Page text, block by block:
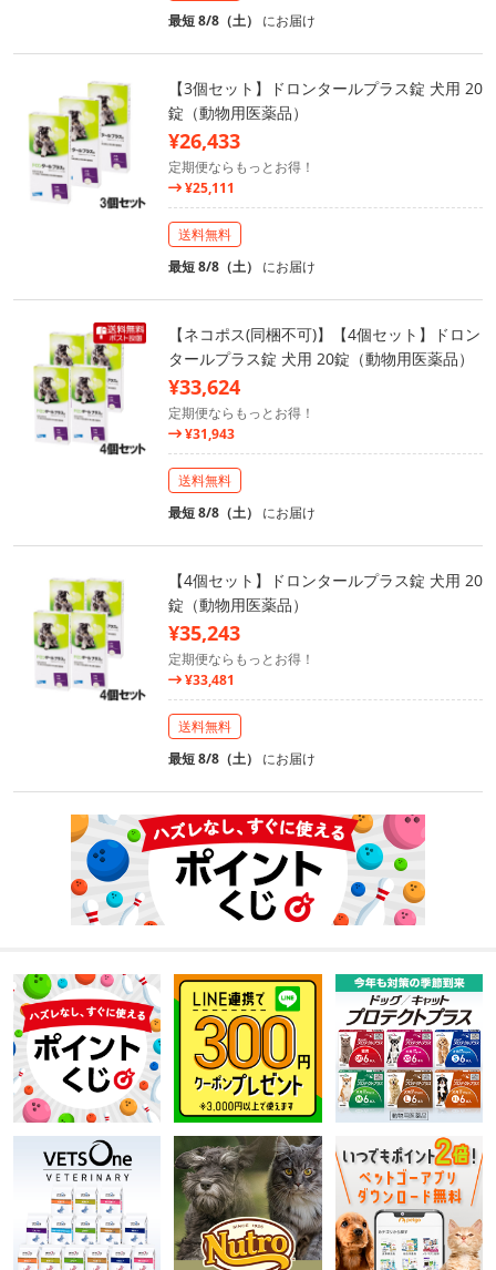
最短 8/8（土） にお届け
【3個セット】ドロンタールプラス錠 犬用 20
錠（動物用医薬品）
¥26,433
定期便ならもっとお得！
¥25,111
送料無料
最短 8/8（土） にお届け
【ネコポス(同梱不可)】【4個セット】ドロン
タールプラス錠 犬用 20錠（動物用医薬品）
¥33,624
定期便ならもっとお得！
¥31,943
送料無料
最短 8/8（土） にお届け
【4個セット】ドロンタールプラス錠 犬用 20
錠（動物用医薬品）
¥35,243
定期便ならもっとお得！
¥33,481
送料無料
最短 8/8（土） にお届け